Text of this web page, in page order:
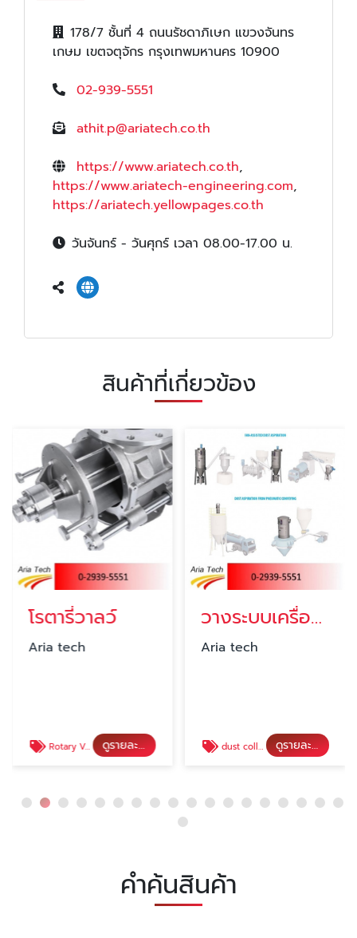
178/7 ชั้นที่ 4 ถนนรัชดาภิเษก แขวงจันทร
เกษม เขตจตุจักร กรุงเทพมหานคร 10900
02-939-5551
athit.p@ariatech.co.th
https://www.ariatech.co.th,
https://www.ariatech-engineering.com,
https://ariatech.yellowpages.co.th
วันจันทร์ - วันศุกร์ เวลา 08.00-17.00 น.
สินค้าที่เกี่ยวข้อง
โรตารี่วาลว์
Aria tech
Rotary Valve ดูรายละเอียด
วางระบบเครื่องดักฝุ่นโรงงาน
Aria tech
dust collector เครื่องดักฝุ่น ดูรายละเอียด
คำค้นสินค้า